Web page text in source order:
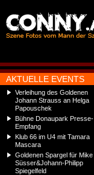
AKTUELLE EVENTS
Verleihung des Goldenen
Johann Strauss an Helga
Papouschek
Bühne Donaupark Presse-
Empfang
Klub 66 im U4 mit Tamara
Mascara
Goldenen Spargel für Mike
Süsser&Johann-Philipp
Spiegelfeld